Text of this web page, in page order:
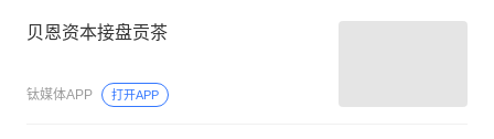
贝恩资本接盘贡茶
钛媒体APP 打开APP